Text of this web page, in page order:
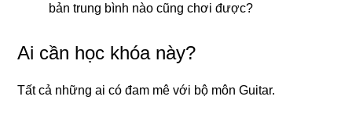
bản trung bình nào cũng chơi được?
Ai cần học khóa này?
Tất cả những ai có đam mê với bộ môn Guitar.